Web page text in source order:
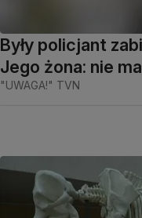
Były policjant
Jego żona: nie
"UWAGA!" TVN